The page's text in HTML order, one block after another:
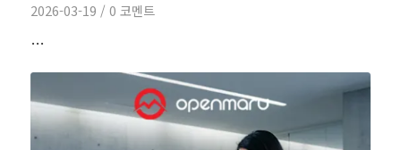
2026-03-19 / 0 코멘트
…